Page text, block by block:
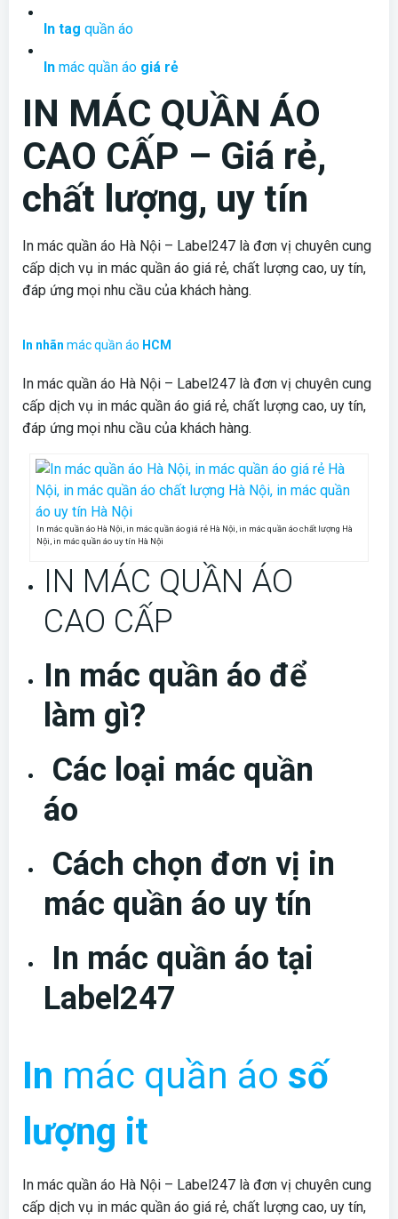
In tag quần áo
In mác quần áo giá rẻ
IN MÁC QUẦN ÁO
CAO CẤP – Giá rẻ,
chất lượng, uy tín
In mác quần áo Hà Nội – Label247 là đơn vị chuyên cung
cấp dịch vụ in mác quần áo giá rẻ, chất lượng cao, uy tín,
đáp ứng mọi nhu cầu của khách hàng.
In nhãn mác quần áo HCM
In mác quần áo Hà Nội – Label247 là đơn vị chuyên cung
cấp dịch vụ in mác quần áo giá rẻ, chất lượng cao, uy tín,
đáp ứng mọi nhu cầu của khách hàng.
In mác quần áo Hà Nội, in mác quần áo giá rẻ Hà Nội, in mác quần áo chất lượng Hà
Nội, in mác quần áo uy tín Hà Nội
IN MÁC QUẦN ÁO
CAO CẤP
In mác quần áo để
làm gì?
Các loại mác quần
áo
Cách chọn đơn vị in
mác quần áo uy tín
In mác quần áo tại
Label247
In mác quần áo số
lượng it
In mác quần áo Hà Nội – Label247 là đơn vị chuyên cung
cấp dịch vụ in mác quần áo giá rẻ, chất lượng cao, uy tín,